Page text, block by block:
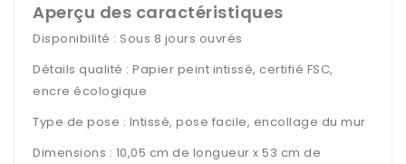
Aperçu des caractéristiques
Disponibilité : Sous 8 jours ouvrés
Détails qualité : Papier peint intissé, certifié FSC,
encre écologique
Type de pose : Intissé, pose facile, encollage du mur
Dimensions : 10,05 cm de longueur x 53 cm de